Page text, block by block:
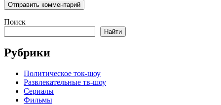
Поиск
Найти
Рубрики
Политическое ток-шоу
Развлекательные тв-шоу
Сериалы
Фильмы